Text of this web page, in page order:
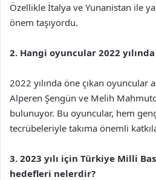
Özellikle İtalya ve Yunanistan ile
önem taşıyordu.
2. Hangi oyuncular 2022 yılında
2022 yılında öne çıkan oyuncular
Alperen Şengün ve Melih
bulunuyor. Bu oyuncular, hem
tecrübeleriyle takıma önemli
3. 2023 yılı için Türkiye Milli
hedefleri nelerdir?